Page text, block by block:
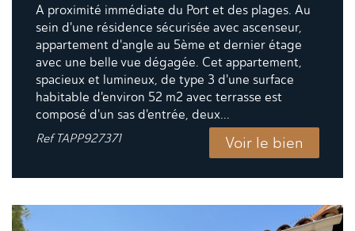
A proximité immédiate du Port et des plages. Au
sein d'une résidence sécurisée avec ascenseur,
appartement d'angle au 5ème et dernier étage
avec une belle vue dégagée. Cet appartement,
spacieux et lumineux, de type 3 d'une surface
habitable d'environ 52 m2 avec terrasse est
composé d'un sas d'entrée, deux...
RefTAPP927371 Voir le bien